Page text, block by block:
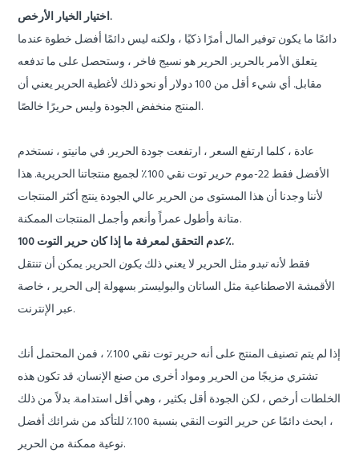
اختيار الخيار الأرخص.
دائمًا ما يكون توفير المال أمرًا ذكيًا ، ولكنه ليس دائمًا أفضل خطوة عندما
يتعلق الأمر بالحرير. الحرير هو نسيج فاخر ، وستحصل على ما تدفعه
مقابل. أي شيء أقل من 100 دولار أو نحو ذلك لأغطية الحرير يعني أن
المنتج منخفض الجودة وليس حريرًا خالصًا.
عادة ، كلما ارتفع السعر ، ارتفعت جودة الحرير. في مانيتو ، نستخدم
الأفضل فقط22-موم حرير توت نقي 100٪
لجميع منتجاتنا الحريرية. هذا
لأننا وجدنا أن هذا المستوى من الحرير عالي الجودة ينتج أكثر المنتجات
متانة وأطول عمراً وأنعم وأجمل المنتجات الممكنة.
عدم التحقق لمعرفة ما إذا كان حرير التوت 100٪.
فقط لأنهتبدومثل الحرير لا يعني ذلكيكون الحرير. يمكن أن تنتقل
الأقمشة الاصطناعية مثل الساتان والبوليستر بسهولة إلى الحرير ، خاصة
عبر الإنترنت.
إذا لم يتم تصنيف المنتج على أنه حرير توت نقي 100٪ ، فمن المحتمل أنك
تشتري مزيجًا من الحرير ومواد أخرى من صنع الإنسان. قد تكون هذه
الخلطات أرخص ، لكن الجودة أقل بكثير ، وهي أقل استدامة. بدلاً من ذلك
، ابحث دائمًا عن حرير التوت النقي بنسبة 100٪ للتأكد من شرائك أفضل
نوعية ممكنة من الحرير.